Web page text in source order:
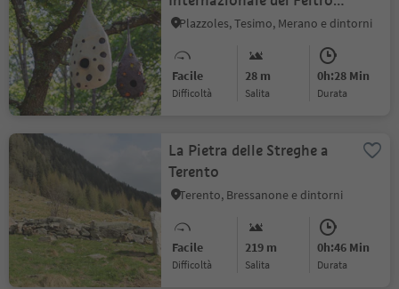
Artistico
Plazzoles, Tesimo, Merano e dintorni
Facile
Difficoltà
28 m
Salita
0h:28 Min
durata
La Pietra delle Streghe a
Terento
Terento, Bressanone e dintorni
Facile
Difficoltà
219 m
Salita
0h:46 Min
durata